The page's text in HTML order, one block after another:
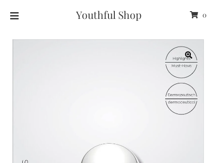
Youthful Shop 0